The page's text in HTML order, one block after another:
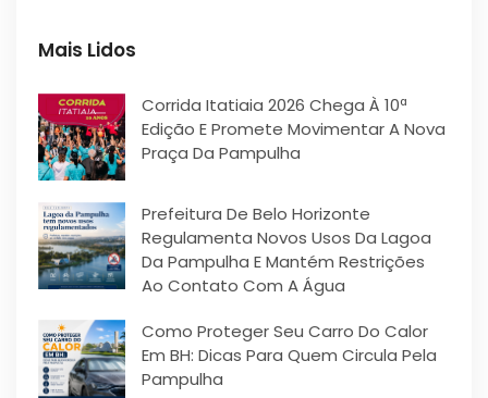
Mais Lidos
Corrida Itatiaia 2026 Chega À 10ª
Edição E Promete Movimentar A Nova
Praça Da Pampulha
Prefeitura De Belo Horizonte
Regulamenta Novos Usos Da Lagoa
Da Pampulha E Mantém Restrições
Ao Contato Com A Água
Como Proteger Seu Carro Do Calor
Em BH: Dicas Para Quem Circula Pela
Pampulha